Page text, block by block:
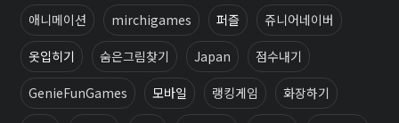
애니메이션 mirchigames 퍼즐 쥬니어네이버
옷입히기 숨은그림찾기 Japan 점수내기
GenieFunGames 모바일 랭킹게임 화장하기